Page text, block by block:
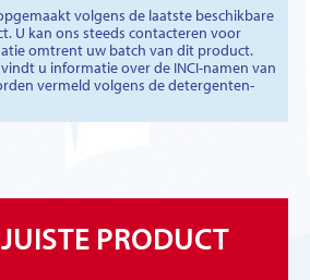
volgens de laatste beschikbare
U kan ons steeds contacteren voor
omtrent uw batch van dit product.
vindt u informatie over de INCI-namen van
vermeld volgens de detergenten-
PRODUCT